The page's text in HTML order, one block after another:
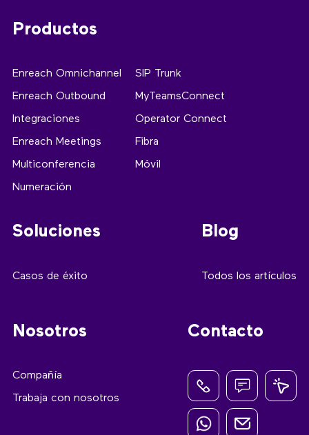
Productos
Enreach Omnichannel
Enreach Outbound
Integraciones
Enreach Meetings
Multiconferencia
Numeración
SIP Trunk
MyTeamsConnect
Operator Connect
Fibra
Móvil
Soluciones
Casos de éxito
Blog
Todos los artículos
Nosotros
Compañía
Trabaja con nosotros
Contacto